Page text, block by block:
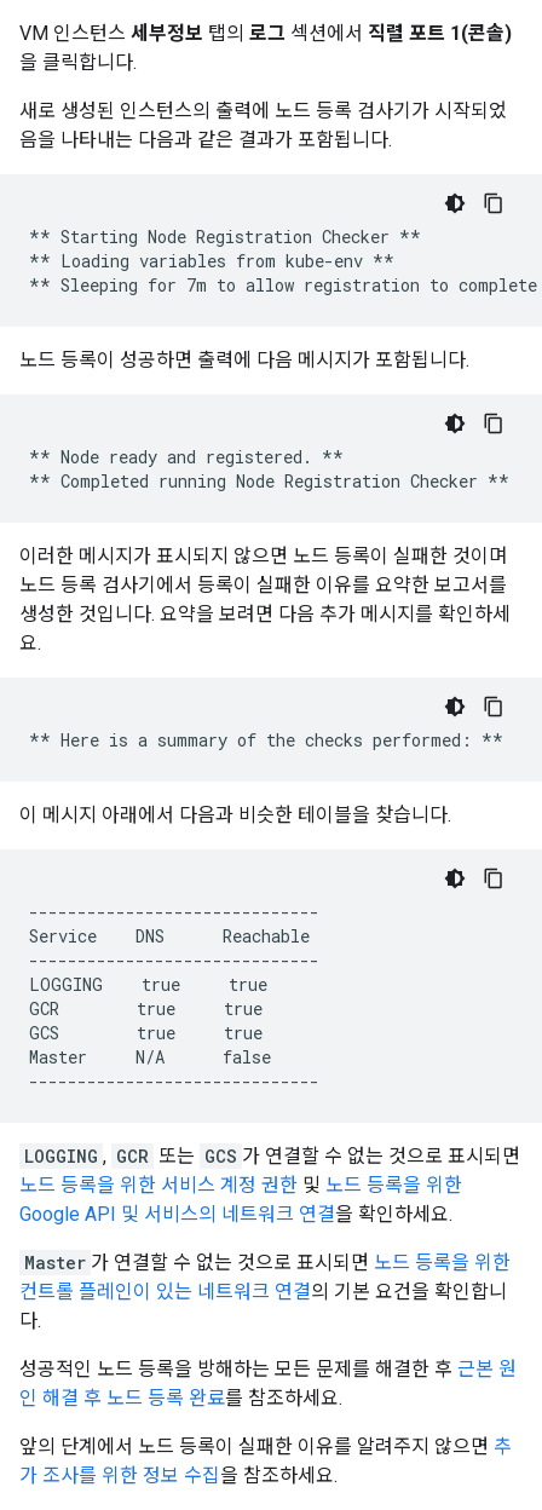
VM 인스턴스 세부정보 탭의 로그 섹션에서 직렬 포트 1(콘솔)
을 클릭합니다.
새로 생성된 인스턴스의 출력에 노드 등록 검사기가 시작되었
음을 나타내는 다음과 같은 결과가 포함됩니다.
** Starting Node Registration Checker **
** Loading variables from kube-env **
노드 등록이 성공하면 출력에 다음 메시지가 포함됩니다.
** Node ready and registered. **
이러한 메시지가 표시되지 않으면 노드 등록이 실패한 것이며
노드 등록 검사기에서 등록이 실패한 이유를 요약한 보고서를
생성한 것입니다. 요약을 보려면 다음 추가 메시지를 확인하세
요.
이 메시지 아래에서 다음과 비슷한 테이블을 찾습니다.
------------------------------
Service    DNS      Reachable
------------------------------
LOGGING    true     true
GCR        true     true
GCS        true     true
Master     N/A      false
LOGGING , GCR 또는 GCS 가 연결할 수 없는 것으로 표시되면
노드 등록을 위한 서비스 계정 권한 및 노드 등록을 위한
Google API 및 서비스의 네트워크 연결을 확인하세요.
Master 가 연결할 수 없는 것으로 표시되면 노드 등록을 위한
컨트롤 플레인이 있는 네트워크 연결의 기본 요건을 확인합니
다.
성공적인 노드 등록을 방해하는 모든 문제를 해결한 후 근본 원
인 해결 후 노드 등록 완료를 참조하세요.
앞의 단계에서 노드 등록이 실패한 이유를 알려주지 않으면 추
가 조사를 위한 정보 수집 을 참조하세요.